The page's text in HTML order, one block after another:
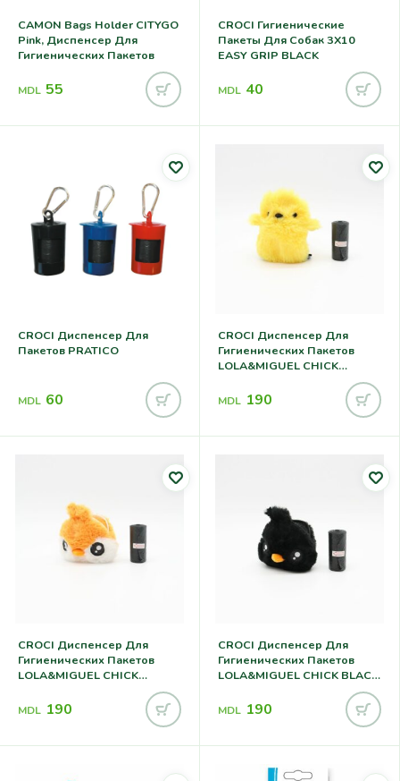
CAMON Bags Holder CITYGO
Pink, Диспенсер Для
Гигиенических Пакетов
MDL 55
CROCI Гигиенические
Пакеты Для Собак 3X10
EASY GRIP BLACK
MDL 40
CROCI Диспенсер Для
Пакетов PRATICO
MDL 60
CROCI Диспенсер Для
Гигиенических Пакетов
LOLA&MIGUEL CHICK
MDL 190
CROCI Диспенсер Для
Гигиенических Пакетов
LOLA&MIGUEL CHICK
MDL 190
CROCI Диспенсер Для
Гигиенических Пакетов
LOLA&MIGUEL CHICK BLACK
MDL 190